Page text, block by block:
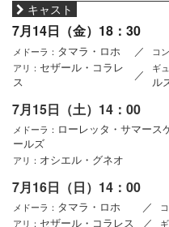
キャスト
7月14日（金）18：30
メドーラ： タマラ・ロホ ／ コ
アリ： セザール・コラレ
ス
／ ギ
ル
7月15日（土）14：00
メドーラ： ローレッタ・サマース
ールズ
アリ： オシエル・グネオ
7月16日（日）14：00
メドーラ： タマラ・ロホ ／
アリ： セザール・コラレス ／